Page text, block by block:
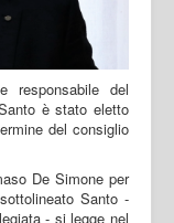
responsabile del
è stato eletto
del consiglio
De Simone per
Santo -
- si legge nel